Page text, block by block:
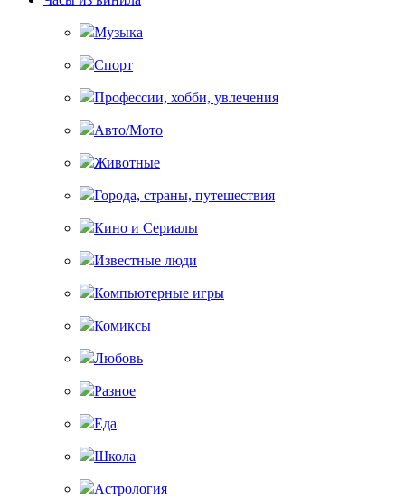
Музыка
Спорт
Профессии, хобби, увлечения
Авто/Мото
Животные
Города, страны, путешествия
Кино и Сериалы
Известные люди
Компьютерные игры
Комиксы
Любовь
Разное
Еда
Школа
Астрология